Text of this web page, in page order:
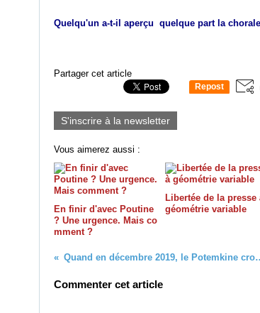
Quelqu'un a-t-il aperçu quelque part la
Partager cet article
Repost
S'inscrire à la newsletter
Vous aimerez aussi :
En finir d'avec Poutine
? Une urgence. Mais co
mment ?
Libertée de la presse
géométrie variable
Quand en décembre 2019, le
Commenter cet article